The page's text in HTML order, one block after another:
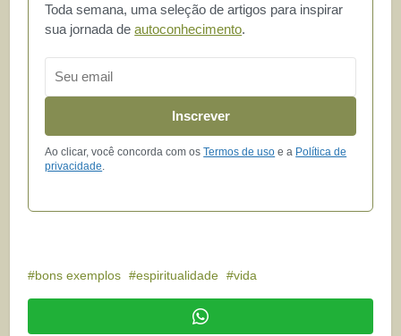
Toda semana, uma seleção de artigos para inspirar
sua jornada deautoconhecimento.
Inscrever
Ao clicar, você concorda com osTermos de uso e a Política de
privacidade.
bons exemplos espiritualidade vida